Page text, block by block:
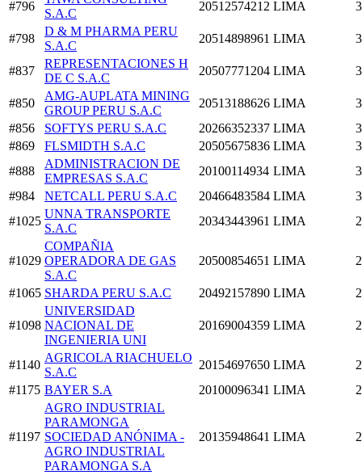
#796
S.A.C
20512574212 LIMA
#798
D & M PHARMA PERU
S.A.C
20514898961 LIMA
#837
REPRESENTACIONES H
DE C S.A.C
20507771204 LIMA
#850
AMG-AUPLATA MINING
GROUP PERU S.A.C
20513188626 LIMA
#856
SOFTYS PERU S.A.C 20266352337 LIMA
#869
FLSMIDTH S.A.C 20505675836 LIMA
#888
ADMINISTRACION DE
EMPRESAS S.A.C
20100114934 LIMA
#984
NETCALL PERU S.A.C 20466483584 LIMA
#1025
UNNA TRANSPORTE
S.A.C
20343443961 LIMA
#1029
COMPAÑIA
OPERADORA DE GAS
S.A.C
20500854651 LIMA
#1065 SHARDA PERU S.A.C 20492157890 LIMA
#1098
UNIVERSIDAD
NACIONAL DE
INGENIERIA UNI
20169004359 LIMA
#1140
AGRICOLA RIACHUELO
S.A.C
20154697650 LIMA
#1175 BAYER S.A 20100096341 LIMA
#1197
AGRO INDUSTRIAL
PARAMONGA
SOCIEDAD ANÓNIMA -
AGRO INDUSTRIAL
PARAMONGA S.A
20135948641 LIMA